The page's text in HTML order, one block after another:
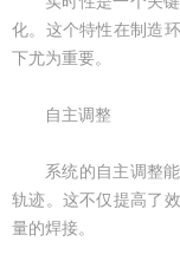
化。这个特性在制造
下尤为重要。
自主调整
系统的自主调整能
轨迹。这不仅提高了
量的焊接。